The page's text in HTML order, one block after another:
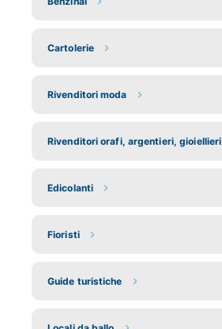
Cartolerie
Rivenditori moda
Rivenditori orafi, argentieri, gioiellieri
Edicolanti
Fioristi
Guide turistiche